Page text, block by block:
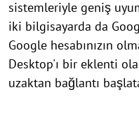
sistemleriyle geniş
iki bilgisayarda da
Google hesabınızın
Desktop'ı bir eklenti
uzaktan bağlantı